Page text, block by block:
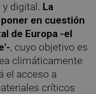
digital. La
en cuestión
de Europa -el
, cuyo objetivo es
climáticamente
el acceso a
críticos